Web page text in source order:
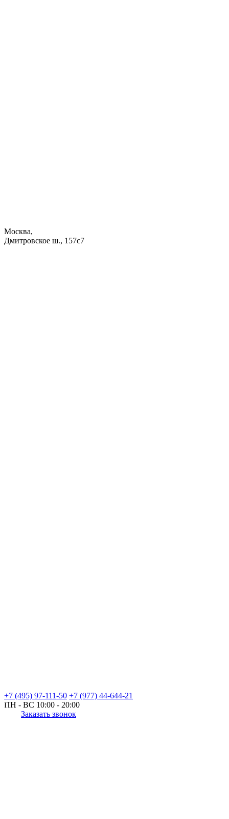
Москва,
Дмитровское ш., 157с7
+7 (495) 97-111-50 +7 (977) 44-644-21
ПН - ВС 10:00 - 20:00
Заказать звонок